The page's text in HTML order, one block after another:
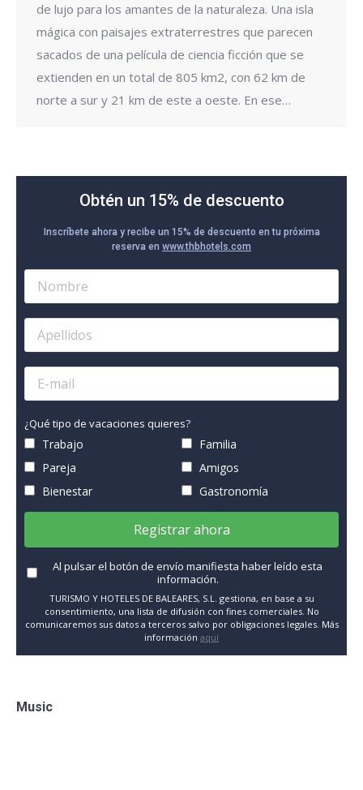
de lujo para los amantes de la naturaleza. Una isla
mágica con paisajes extraterrestres que parecen
sacados de una película de ciencia ficción que se
extienden en un total de 805 km2, con 62 km de
norte a sur y 21 km de este a oeste. En ese…
Obtén un 15% de descuento
Inscríbete ahora y recibe un 15% de descuento en tu próxima
reserva en www.thbhotels.com
¿Qué tipo de vacaciones quieres?
Trabajo
Familia
Pareja
Amigos
Bienestar
Gastronomía
Registrar ahora
Al pulsar el botón de envío manifiesta haber leído esta
información.
TURISMO Y HOTELES DE BALEARES, S.L. gestiona, en base a su
consentimiento, una lista de difusión con fines comerciales. No
comunicaremos sus datos a terceros salvo por obligaciones legales. Más
información aquí
Music